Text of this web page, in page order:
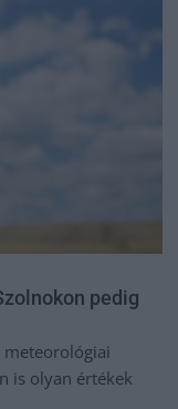
pedig
is olyan értékek